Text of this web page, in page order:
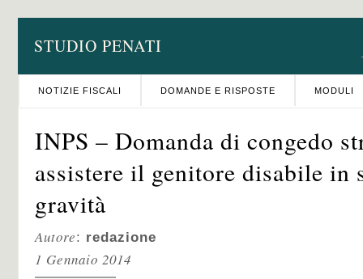
STUDIO PENATI
NOTIZIE FISCALI DOMANDE E RISPOSTE MODULI
INPS – Domanda di congedo
assistere il genitore disabile in
gravità
Autore: redazione
1 Gennaio 2014